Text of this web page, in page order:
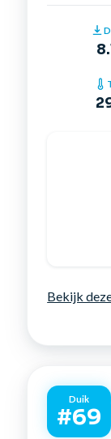
Bekijk
Duik
#69